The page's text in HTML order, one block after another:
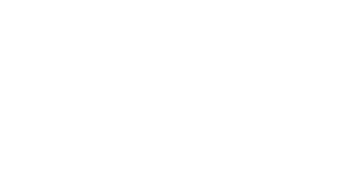
"בהערכה גסה מדובר בכ-200 אלף מתוך
הזקנים מקרים של שבריריות,
לכל אלה שמנפנפים בסטטיסטיקה, עד